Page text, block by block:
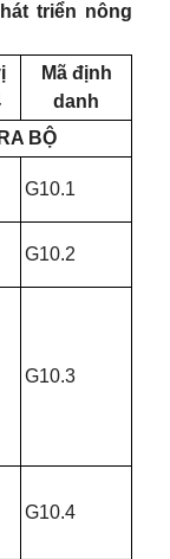
triển nông
Mã định
danh
BỘ
G10.1
G10.2
G10.3
G10.4